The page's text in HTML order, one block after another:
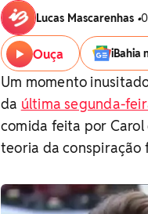
Lucas Mascarenhas •
Ouça iBahia
Um momento
da última segunda-
comida feita por
teoria da conspiração